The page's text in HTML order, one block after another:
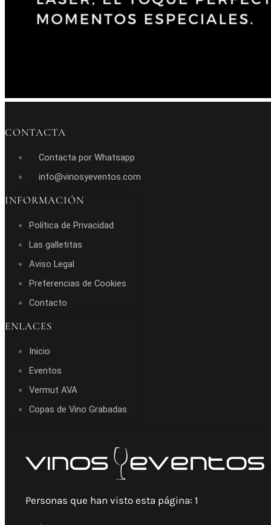
CONTACTA
Contacta por Whatsapp
info@vinosyeventos.com
INFORMACIÓN
Política de Privacidad
Las galletitas
Aviso Legal
Preferencias de Cookies
Contacto
ENLACES
Inicio
Eventos
Vermut AVA
Copas de Vino Grabadas
Personas que han visto esta página: 1